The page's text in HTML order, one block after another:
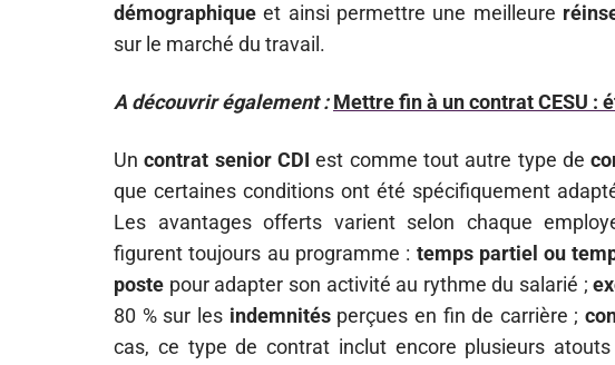
démographique et ainsi permettre une meilleure
sur le marché du travail.
A découvrir également : Mettre fin à un contrat CESU :
Uncontrat senior CDI est comme tout autre type de
que certaines conditions ont été spécifiquement
Les avantages offerts varient selon chaque
figurent toujours au programme : temps partiel ou
poste pour adapter son activité au rythme du salarié ;
80 % sur les indemnitésperçues en fin de carrière ;
cas, ce type de contrat inclut encore plusieurs